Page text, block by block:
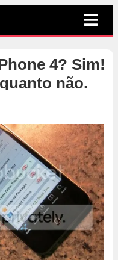
4? Sim!
não.